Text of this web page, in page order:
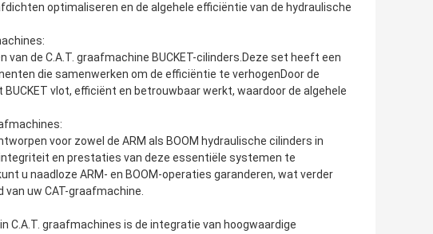
optimaliseren en de algehele efficiëntie van de hydraulische
de C.A.T. graafmachine BUCKET-cilinders.Deze set heeft een
die samenwerken om de efficiëntie te verhogenDoor de
vlot, efficiënt en betrouwbaar werkt, waardoor de algehele
voor zowel de ARM als BOOM hydraulische cilinders in
en prestaties van deze essentiële systemen te
u naadloze ARM- en BOOM-operaties garanderen, wat verder
uw CAT-graafmachine.
C.A.T. graafmachines is de integratie van hoogwaardige